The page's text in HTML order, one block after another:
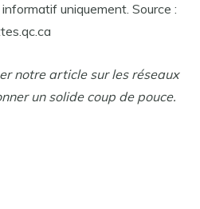
uniquement. Source :
notre article sur les réseaux
un solide coup de pouce.